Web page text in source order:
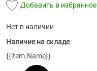
Добавить в избранное
Нет в наличии
Наличие на складе
{{item.Name}}